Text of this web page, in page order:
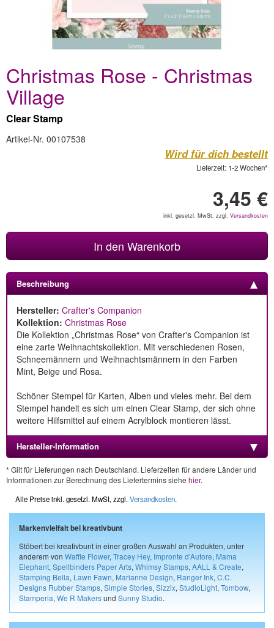
Christmas Rose - Christmas
Village
Clear Stamp
Artikel-Nr. 00107538
Wird für dich bestellt
Lieferzeit: 1-2 Wochen*
3,45 €
inkl. gesetzl. MwSt, zzgl. Versandkosten
In den Warenkorb
Beschreibung
Hersteller: Crafter's Companion
Kollektion: Christmas Rose
Die Kollektion „Christmas Rose“ von Crafter's Companion ist
eine zarte Weihnachtskollektion. Mit verschiedenen Rosen,
Schneemännern und Weihnachtsmännern in den Farben
Mint, Beige und Rosa.
Schöner Stempel für Karten, Alben und vieles mehr. Bei dem
Stempel handelt es sich um einen Clear Stamp, der sich ohne
weitere Hilfsmittel auf einem Acrylblock montieren lässt.
Hersteller-Information
* Gilt für Lieferungen nach Deutschland. Lieferzeiten für andere Länder und
Informationen zur Berechnung des Liefertermins siehe hier.
Alle Preise inkl. gesetzl. MwSt, zzgl. Versandkosten.
Markenvielfalt bei kreativbunt
Stöbert bei kreativbunt in einer großen Auswahl an Produkten, unter
anderem von Waffle Flower, Tracey Hey, Impronte d'Autore, Mama
Elephant, Spellbinders Paper Arts, Whimsy Stamps, AALL & Create,
Stamping Bella, Lawn Fawn, Marianne Design, Ranger Ink, C.C.
Designs Rubber Stamps, Simple Stories, Sizzix, StudioLight, Tombow,
Stamperia, We R Makersund Sunny Studio.